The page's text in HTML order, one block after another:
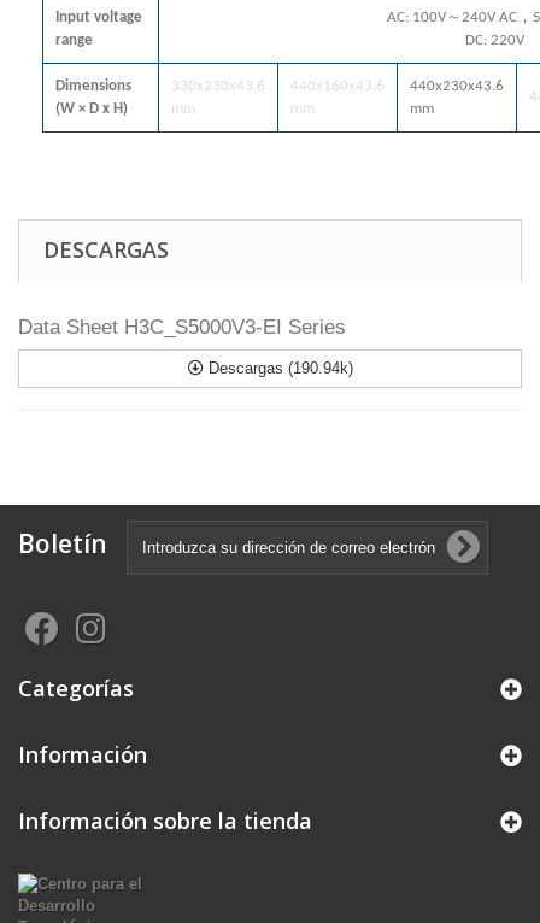
Input voltage
range
AC: 100V～240V AC，
DC: 220V
Dimensions
(W × D x H)
330x230x43.6
mm
440x160x43.6
mm
440x230x43.6
mm
DESCARGAS
Data Sheet H3C_S5000V3-EI Series
Descargas (190.94k)
Boletín
Categorías
Información
Información sobre la tienda